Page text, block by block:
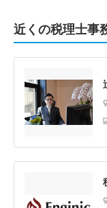
近くの税理士事